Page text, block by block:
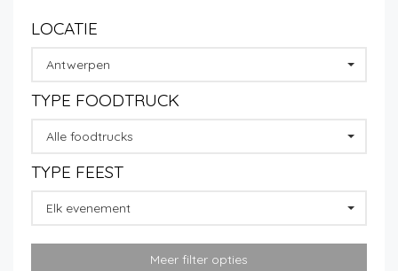
LOCATIE
Antwerpen
TYPE FOODTRUCK
Alle foodtrucks
TYPE FEEST
Elk evenement
Meer filter opties